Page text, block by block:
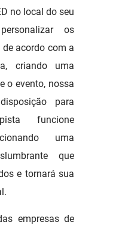
no local do seu
os
de acordo com a
criando uma
o evento, nossa
para
funcione
uma
que
e tornará sua
empresas de